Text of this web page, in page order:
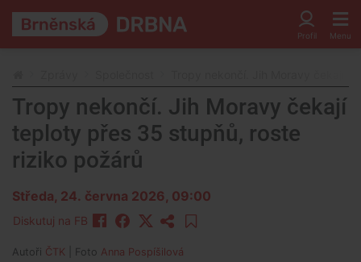
Tropy nekončí. Jih Moravy čekají
teploty přes 35 stupňů, roste
riziko požárů
Středa, 24. června 2026, 09:00
Diskutuj na FB
Autoři ČTK | Foto Anna Pospíšilová